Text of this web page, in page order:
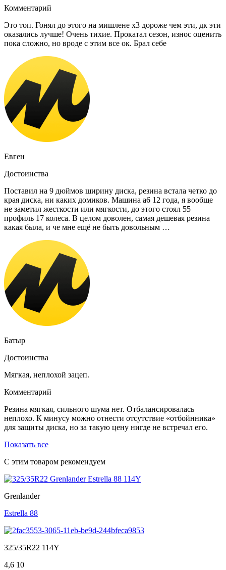
Комментарий
Это топ. Гонял до этого на мишлене х3 дороже чем эти, дк эти
оказались лучше! Очень тихие. Прокатал сезон, износ оценить
пока сложно, но вроде с этим все ок. Брал себе
Евген
Достоинства
Поставил на 9 дюймов ширину диска, резина встала четко до
края диска, ни каких домиков. Машина а6 12 года, я вообще
не заметил жесткости или мягкости, до этого стоял 55
профиль 17 колеса. В целом доволен, самая дешевая резина
какая была, и че мне ещё не быть довольным …
Батыр
Достоинства
Мягкая, неплохой зацеп.
Комментарий
Резина мягкая, сильного шума нет. Отбалансировалась
неплохо. К минусу можно отнести отсутствие «отбойнника»
для защиты диска, но за такую цену нигде не встречал его.
Показать все
С этим товаром рекомендуем
Grenlander
Estrella 88
325/35R22 114Y
4,6 10